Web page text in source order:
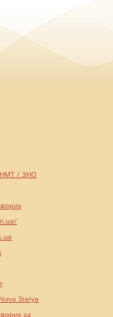
НМТ / ЗНО
Stelya
за